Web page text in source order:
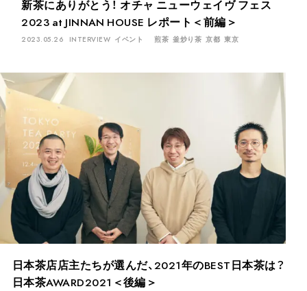
新茶にありがとう！ オチャ ニューウェイヴ フェス
2023 at JINNAN HOUSE レポート＜前編＞
2023.05.26 INTERVIEW イベント 煎茶 釜炒り茶 京都 東京
日本茶店店主たちが選んだ、2021年のBEST日本茶は？
日本茶AWARD2021＜後編＞